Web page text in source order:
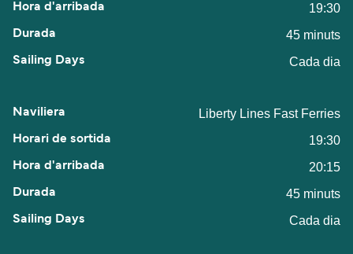
19:30
45 minuts
Cada dia
Liberty Lines Fast Ferries
19:30
20:15
45 minuts
Cada dia